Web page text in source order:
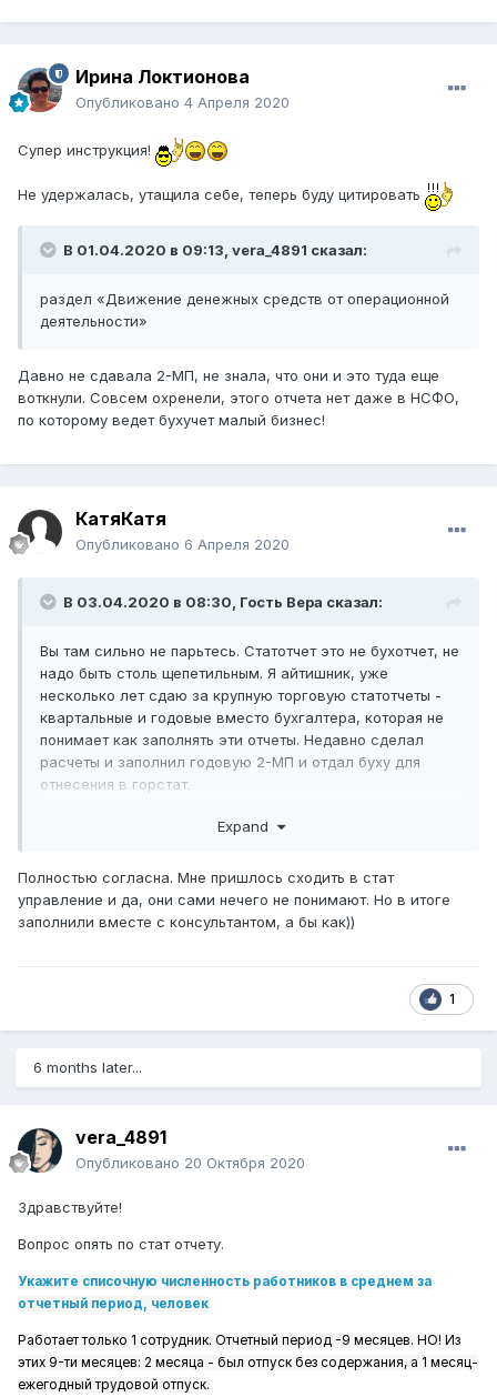
Данные беру с Оборотно-Сальдовой Ведомости за год и
ОСВ по отдельным счетам. Загоняю в эксель и считаю.
Многие поля в статотчете оставляю пустыми иначе сбой
по АЛК происходит.
В общем особо не парьтесь Главное написать немного
что-то правдоподобное и уложиться в сроки.
Ирина Локтионова
Опубликовано 4 Апреля 2020
Супер инструкция!
Не удержалась, утащила себе, теперь буду цитировать
В 01.04.2020 в 09:13, vera_4891 сказал:
раздел «Движение денежных средств от операционной
деятельности»
Давно не сдавала 2-МП, не знала, что они и это туда еще
воткнули. Совсем охренели, этого отчета нет даже в НСФО,
по которому ведет бухучет малый бизнес!
КатяКатя
Опубликовано 6 Апреля 2020
В 03.04.2020 в 08:30, Гость Вера сказал:
Вы там сильно не парьтесь. Статотчет это не бухотчет, не
надо быть столь щепетильным. Я айтишник, уже
несколько лет сдаю за крупную торговую статотчеты -
квартальные и годовые вместо бухгалтера, которая не
понимает как заполнять эти отчеты. Недавно сделал
расчеты и заполнил годовую 2-МП и отдал буху для
отнесения в горстат.
По-моему опыту, статисты не понимают бухучет совсем.
строк в их статформе Правила АЛК написаны в
инструкции. Они только на свой АЛК смотрят. Эти
правила АЛК немного не совпадают с данными 1С.
Данные беру с Оборотно-Сальдовой Ведомости за год и
ОСВ по отдельным счетам. Загоняю в эксель и считаю.
Многие поля в статотчете оставляю пустыми иначе сбой
Expand
Полностью согласна. Мне пришлось сходить в стат
управление и да, они сами нечего не понимают. Но в итоге
заполнили вместе с консультантом, а бы как))
1
6 months later...
vera_4891
Опубликовано 20 Октября 2020
Здравствуйте!
Вопрос опять по стат отчету.
Укажите списочную численность работников в среднем за
отчетный период, человек
Работает только 1 сотрудник. Отчетный период -9 месяцев. НО! Из
этих 9-ти месяцев: 2 месяца - был отпуск без содержания, а 1 месяц-
ежегодный трудовой отпуск.